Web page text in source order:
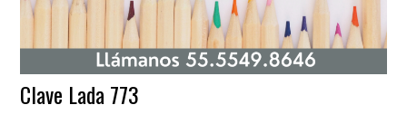
Clave Lada 773